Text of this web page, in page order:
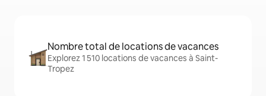
Nombre total de locations de vacances
Explorez 1 510 locations de vacances à Saint-
Tropez